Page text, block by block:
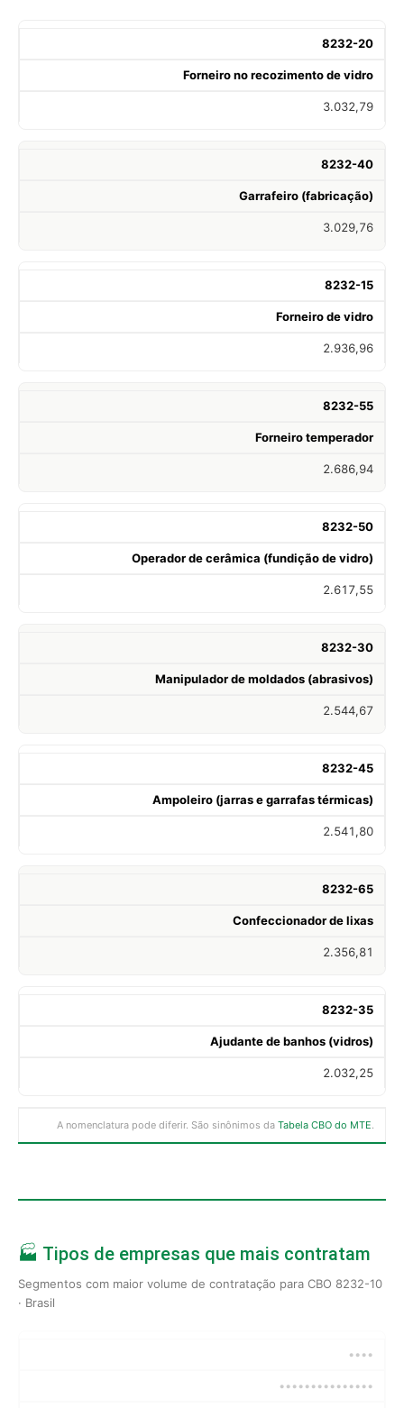
8232-20
Forneiro no recozimento de vidro
3.032,79
8232-40
Garrafeiro (fabricação)
3.029,76
8232-15
Forneiro de vidro
2.936,96
8232-55
Forneiro temperador
2.686,94
8232-50
Operador de cerâmica (fundição de vidro)
2.617,55
8232-30
Manipulador de moldados (abrasivos)
2.544,67
8232-45
Ampoleiro (jarras e garrafas térmicas)
2.541,80
8232-65
Confeccionador de lixas
2.356,81
8232-35
Ajudante de banhos (vidros)
2.032,25
A nomenclatura pode diferir. São sinônimos da Tabela CBO do MTE.
🏭 Tipos de empresas que mais contratam
Segmentos com maior volume de contratação para CBO 8232-10
· Brasil
••••
•••••••••••••••